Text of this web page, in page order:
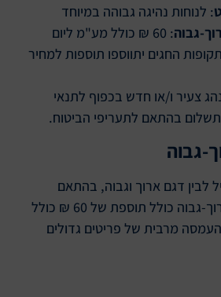
: לנוחות נהיגה גבוהה במיוחד
גבוה: 60 ₪ כולל מע"מ ליום
החגים יתווספו תוספות למחיר
צעיר ו/או חדש בכפוף לתנאי
בהתאם לתעריפי הביטוח.
גבוה
לבין דגם ארוך וגבוה, בהתאם
לצרכים שלכם. דגם ארוך-גבוה כולל תוספת של 60 ₪ כולל
מרבית של פריטים גדולים